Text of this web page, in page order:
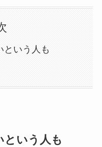
という人も
という人も